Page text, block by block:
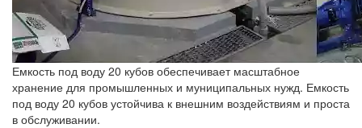
Емкость под воду 20 кубов обеспечивает масштабное
хранение для промышленных и муниципальных нужд. Емкость
под воду 20 кубов устойчива к внешним воздействиям и проста
в обслуживании.